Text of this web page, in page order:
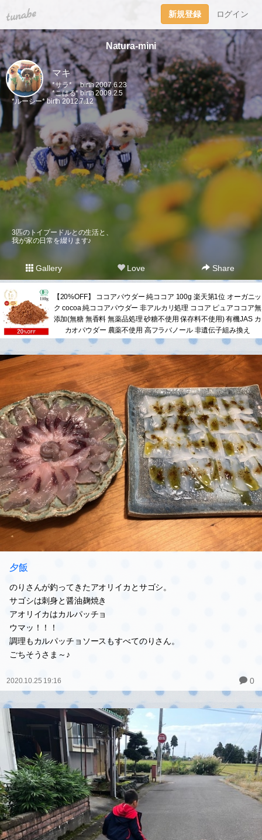
tuna.be 新規登録 ログイン
Natura-mini
マキ
*サラ* birth 2007.6.23
*こはる* birth 2009.2.5
*ルーシー* birth 2012.7.12
3匹のトイプードルとの生活と、
我が家の日常を綴ります♪
Gallery Love Share
【20%OFF】 ココアパウダー 純ココア 100g 楽天第1位 オーガニッ
ク cocoa 純ココアパウダー 非アルカリ処理 ココア ピュアココア無
添加(無糖 無香料 無薬品処理 砂糖不使用 保存料不使用) 有機JAS カ
カオパウダー 農薬不使用 高フラバノール 非遺伝子組み換え
夕飯
のりさんが釣ってきたアオリイカとサゴシ。
サゴシは刺身と醤油麹焼き
アオリイカはカルパッチョ
ウマッ！！！
調理もカルパッチョソースもすべてのりさん。
ごちそうさま～♪
2020.10.25 19:16 0